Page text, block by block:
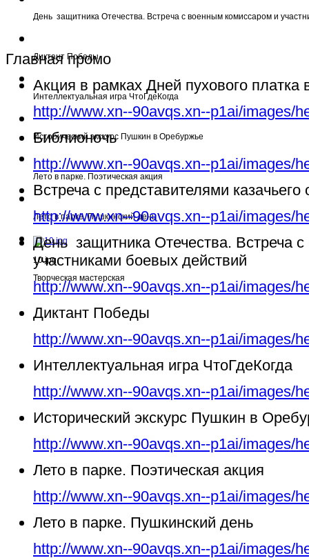
День защитника Отечества. Встреча с военным комиссаром и
Диктант Победы
Интеллектуальная игра ЧтоГдеКогда
Исторический экскурс Пушкин в Оребуржье
Лето в парке. Поэтическая акция
Лето в парке. Пушкинский день
10.jpg
Творческая мастерская
Главная промо
Акция в рамках Дней пухового платка
http://www.xn--90avqs.xn--p1ai/images/
Библионочь
http://www.xn--90avqs.xn--p1ai/images/
Встреча с представителями
http://www.xn--90avqs.xn--p1ai/images/
День защитника Отечества. Встреча
участниками боевых действий
http://www.xn--90avqs.xn--p1ai/images/
Диктант Победы
http://www.xn--90avqs.xn--p1ai/images/
Интеллектуальная игра ЧтоГдеКогда
http://www.xn--90avqs.xn--p1ai/images/
Исторический экскурс Пушкин в
http://www.xn--90avqs.xn--p1ai/images/
Лето в парке. Поэтическая акция
http://www.xn--90avqs.xn--p1ai/images/
Лето в парке. Пушкинский день
http://www.xn--90avqs.xn--p1ai/images/